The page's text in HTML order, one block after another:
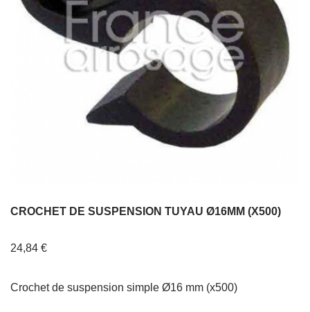
CROCHET DE SUSPENSION TUYAU Ø16MM (X500)
24,84 €
Crochet de suspension simple Ø16 mm (x500)